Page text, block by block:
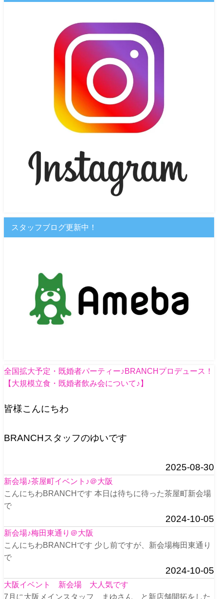
スタッフブログ更新中！
全国拡大予定・既婚者パーティー♪BRANCHプロデュース！
【大規模立食・既婚者飲み会について♪】
皆様こんにちわ
BRANCHスタッフのゆいです
2025-08-30
新会場♪茶屋町イベント♪＠大阪
こんにちわBRANCHです 本日は待ちに待った茶屋町新会場
で
2024-10-05
新会場♪梅田東通り＠大阪
こんにちわBRANCHです 少し前ですが、新会場梅田東通り
で
2024-10-05
大阪イベント 新会場 大人気です
7月に大阪メインスタッフ まゆさん と新店舗開拓をした